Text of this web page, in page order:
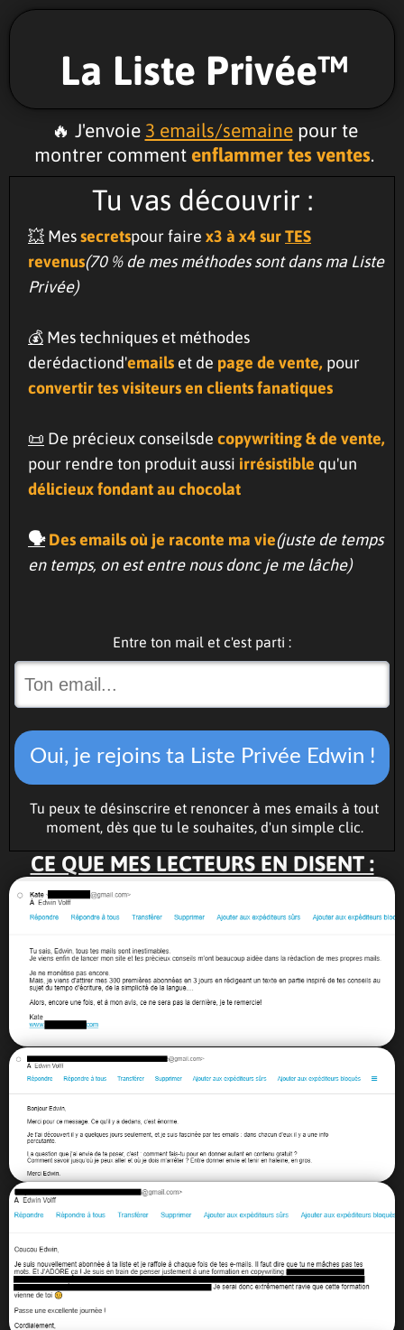
La Liste Privée™️
🔥 J'envoie 3 emails/semainepour te
montrer comment enflammer tes ventes.
Tu vas découvrir :
💥 Messecretspour faire x3 à x4 surTES
revenus(70 % de mes méthodes sont dans ma Liste
Privée)
💰 Mes techniques et méthodes
derédactiond'emails et de page de vente, pour
convertir tes visiteurs en clients fanatiques
📜 De précieux conseilsde copywriting & de vente,
pour rendre ton produit aussi irrésistible qu'un
délicieux fondant au chocolat
🗣️Des emails où je raconte ma vie(juste de temps
en temps, on est entre nous donc je me lâche)
Entre ton mail et c'est parti :
Oui, je rejoins ta Liste Privée Edwin !
Tu peux te désinscrire et renoncer à mes emails à tout
moment, dès que tu le souhaites, d'un simple clic.
CE QUE MES LECTEURS EN DISENT :